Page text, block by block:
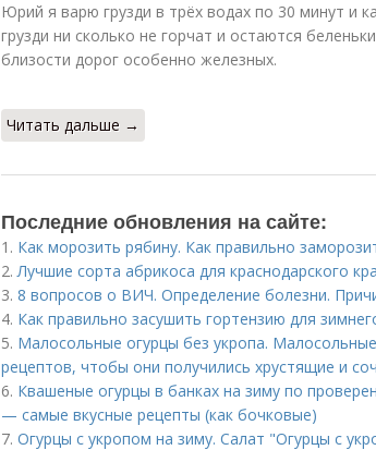
Юрий я варю грузди в трёх водах по 30 минут и
грузди ни сколько не горчат и остаются
близости дорог особенно железных.
Читать дальше →
Последние обновления на сайте:
1. Как морозить рябину. Как правильно
2.Лучшие сорта абрикоса для краснодарского
3. 8 вопросов о ВИЧ. Определение болезни.
4. Как правильно засушить гортензию для
5. Малосольные огурцы без укропа.
рецептов, чтобы они получились хрустящие и
6. Квашеные огурцы в банках на зиму по
— самые вкусные рецепты (как бочковые)
7. Огурцы с укропом на зиму. Салат "Огурцы с